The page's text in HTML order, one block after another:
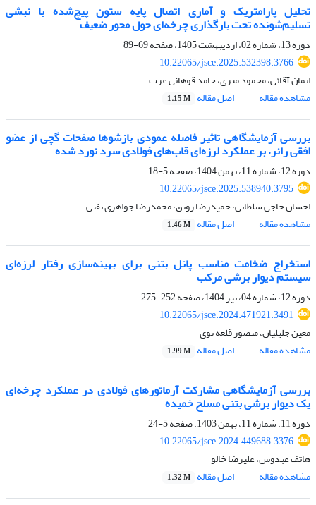
تحلیل پارامتریک و آماری اتصال پایه ستون پیچ‌شده با نبشی
تسلیم‌شونده تحت بارگذاری چرخه‌ای حول محور ضعیف
دوره 13، شماره 02، اردیبهشت 1405، صفحه
69-89
10.22065/jsce.2025.532398.3766
ایمان آقائی، محمود میری، حامد قوهانی عرب
مشاهده مقاله
اصل مقاله 1.15 M
بررسی آزمایشگاهی تاثیر فاصله عمودی بازشوها صفحات گچی از عضو
افقی رانر، بر عملکرد لرزه‌ای قاب‌های فولادی سرد نورد شده
دوره 12، شماره 11، بهمن 1404، صفحه
5-18
10.22065/jsce.2025.538940.3795
احسان حاجی سلطانی، حمیدرضا رونق، محمدرضا جواهری تفتی
مشاهده مقاله
اصل مقاله 1.46 M
استخراج ضخامت مناسب پانل بتنی برای بهینه‌سازی رفتار لرزه‌ای
سیستم دیوار برشی مرکب
دوره 12، شماره 04، تیر 1404، صفحه
252-275
10.22065/jsce.2024.471921.3491
معین جلیلیان، منصور قلعه نوی
مشاهده مقاله
اصل مقاله 1.99 M
بررسی آزمایشگاهی مشارکت آرماتورهای فولادی در عملکرد چرخه‌ای
یک دیوار برشی بتنی مسلح خمیده
دوره 11، شماره 11، بهمن 1403، صفحه
5-24
10.22065/jsce.2024.449688.3376
هاتف عبدوس، علیرضا خالو
مشاهده مقاله
اصل مقاله 1.32 M